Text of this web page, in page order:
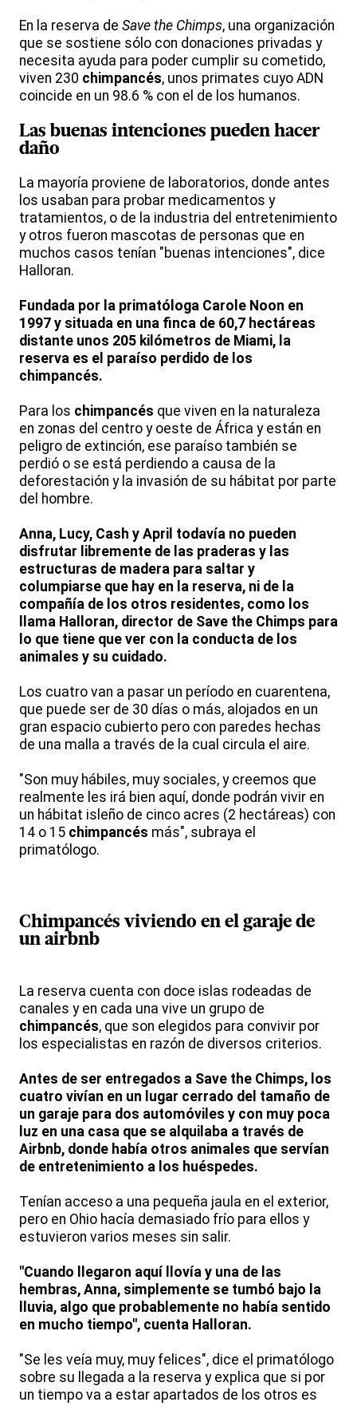
En la reserva de Save the Chimps, una organización
que se sostiene sólo con donaciones privadas y
necesita ayuda para poder cumplir su cometido,
viven 230 chimpancés, unos primates cuyo ADN
coincide en un 98.6 % con el de los humanos.
Las buenas intenciones pueden hacer
daño
La mayoría proviene de laboratorios, donde antes
los usaban para probar medicamentos y
tratamientos, o de la industria del entretenimiento
y otros fueron mascotas de personas que en
muchos casos tenían "buenas intenciones", dice
Halloran.
Fundada por la primatóloga Carole Noon en
1997 y situada en una finca de 60,7 hectáreas
distante unos 205 kilómetros de Miami, la
reserva es el paraíso perdido de los
chimpancés.
Para los chimpancés que viven en la naturaleza
en zonas del centro y oeste de África y están en
peligro de extinción, ese paraíso también se
perdió o se está perdiendo a causa de la
deforestación y la invasión de su hábitat por parte
del hombre.
Anna, Lucy, Cash y April todavía no pueden
disfrutar libremente de las praderas y las
estructuras de madera para saltar y
columpiarse que hay en la reserva, ni de la
compañía de los otros residentes, como los
llama Halloran, director de Save the Chimps para
lo que tiene que ver con la conducta de los
animales y su cuidado.
Los cuatro van a pasar un período en cuarentena,
que puede ser de 30 días o más, alojados en un
gran espacio cubierto pero con paredes hechas
de una malla a través de la cual circula el aire.
"Son muy hábiles, muy sociales, y creemos que
realmente les irá bien aquí, donde podrán vivir en
un hábitat isleño de cinco acres (2 hectáreas) con
14 o 15 chimpancés más", subraya el
primatólogo.
Chimpancés viviendo en el garaje de
un airbnb
La reserva cuenta con doce islas rodeadas de
canales y en cada una vive un grupo de
chimpancés, que son elegidos para convivir por
los especialistas en razón de diversos criterios.
Antes de ser entregados a Save the Chimps, los
cuatro vivían en un lugar cerrado del tamaño de
un garaje para dos automóviles y con muy poca
luz en una casa que se alquilaba a través de
Airbnb, donde había otros animales que servían
de entretenimiento a los huéspedes.
Tenían acceso a una pequeña jaula en el exterior,
pero en Ohio hacía demasiado frío para ellos y
estuvieron varios meses sin salir.
"Cuando llegaron aquí llovía y una de las
hembras, Anna, simplemente se tumbó bajo la
lluvia, algo que probablemente no había sentido
en mucho tiempo", cuenta Halloran.
"Se les veía muy, muy felices", dice el primatólogo
sobre su llegada a la reserva y explica que si por
un tiempo va a estar apartados de los otros es